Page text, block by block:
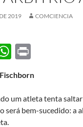
2019 COMCIENCIA
W
at
s
A
nt
um atleta tenta
será bem-sucedido: a